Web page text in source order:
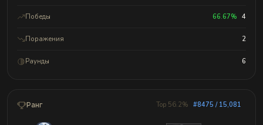
Победы 66.67% 4
Поражения 2
Раунды 6
Ранг Top 56.2% #8475 / 15,081